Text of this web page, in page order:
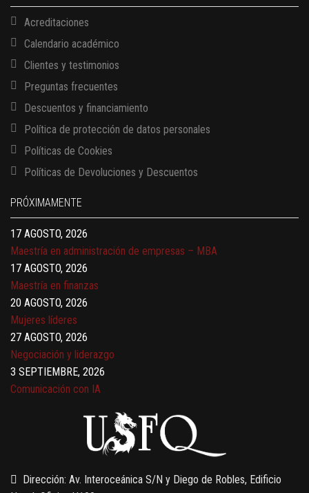
Acreditaciones
Calendario académico
Clientes y testimonios
Preguntas frecuentes
Descuentos y financiamiento
Política de protección de datos personales
Políticas de Cookies
Políticas de Devoluciones y Descuentos
PRÓXIMAMENTE
13 AGOSTO, 2026
17 AGOSTO, 2026
Gerencia de empresas familiares
17 AGOSTO, 2026
Maestría en administración de empresas – MBA
17 AGOSTO, 2026
Maestría en finanzas
20 AGOSTO, 2026
Mujeres líderes
27 AGOSTO, 2026
Negociación y liderazgo
3 SEPTIEMBRE, 2026
Comunicación con IA
Gobernanza de datos
13 AGOSTO, 2026
Finanzas para no financieros
Dirección: Av. Interoceánica S/N y Diego de Robles, Edificio